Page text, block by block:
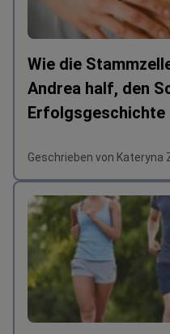
Wie die
Andrea half, den
Erfolgsgeschichte
Geschrieben von Kateryna